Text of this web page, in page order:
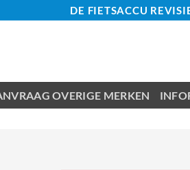
DE FIETSACCU
OVERIGE MERKEN